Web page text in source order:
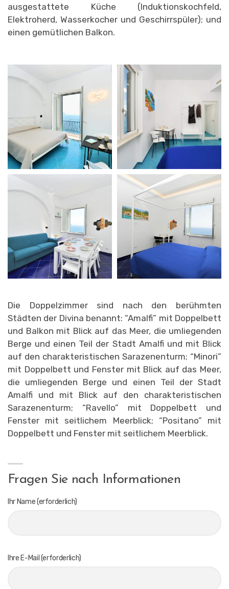
ausgestattete Küche (Induktionskochfeld,
Elektroherd, Wasserkocher und Geschirrspüler); und
einen gemütlichen Balkon.
Die Doppelzimmer sind nach den berühmten
Städten der Divina benannt: “Amalfi” mit Doppelbett
und Balkon mit Blick auf das Meer, die umliegenden
Berge und einen Teil der Stadt Amalfi und mit Blick
auf den charakteristischen Sarazenenturm; “Minori”
mit Doppelbett und Fenster mit Blick auf das Meer,
die umliegenden Berge und einen Teil der Stadt
Amalfi und mit Blick auf den charakteristischen
Sarazenenturm; “Ravello” mit Doppelbett und
Fenster mit seitlichem Meerblick; “Positano” mit
Doppelbett und Fenster mit seitlichem Meerblick.
Fragen Sie nach Informationen
Ihr Name (erforderlich)
Ihre E-Mail (erforderlich)